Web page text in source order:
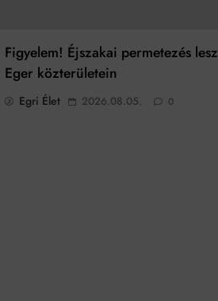
Figyelem! Éjszakai permetezés lesz
Eger közterületein
Egri Élet 2026.08.05. 0